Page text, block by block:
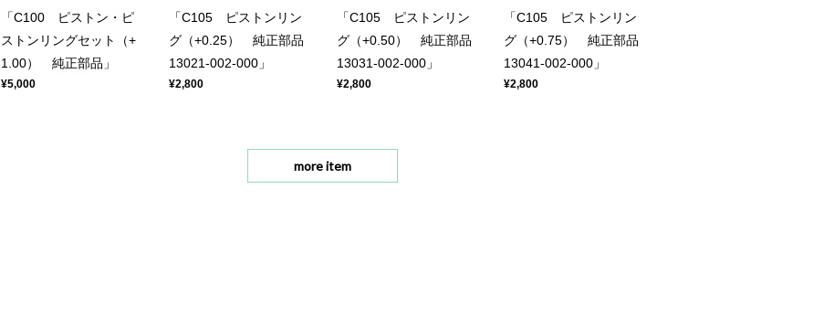
「C100 ピストン・ピ
ストンリングセット（+
1.00） 純正部品」
¥5,000
「C105 ピストンリン
グ（+0.25） 純正部品
13021-002-000」
¥2,800
「C105 ピストンリン
グ（+0.50） 純正部品
13031-002-000」
¥2,800
「C105 ピストンリン
グ（+0.75） 純正部品
13041-002-000」
¥2,800
more item